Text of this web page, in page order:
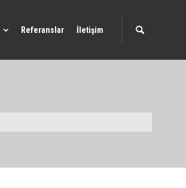
Referanslar İletişim